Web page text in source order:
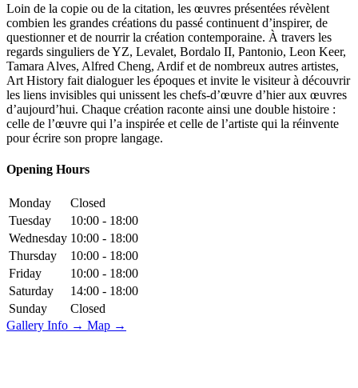
Loin de la copie ou de la citation, les œuvres présentées révèlent
combien les grandes créations du passé continuent d’inspirer, de
questionner et de nourrir la création contemporaine. À travers les
regards singuliers de YZ, Levalet, Bordalo II, Pantonio, Leon Keer,
Tamara Alves, Alfred Cheng, Ardif et de nombreux autres artistes,
Art History fait dialoguer les époques et invite le visiteur à découvrir
les liens invisibles qui unissent les chefs-d’œuvre d’hier aux œuvres
d’aujourd’hui. Chaque création raconte ainsi une double histoire :
celle de l’œuvre qui l’a inspirée et celle de l’artiste qui la réinvente
pour écrire son propre langage.
Opening Hours
Monday
Closed
Tuesday
10:00 - 18:00
Wednesday 10:00 - 18:00
Thursday
10:00 - 18:00
Friday
10:00 - 18:00
Saturday
14:00 - 18:00
Sunday
Closed
Gallery Info → Map →